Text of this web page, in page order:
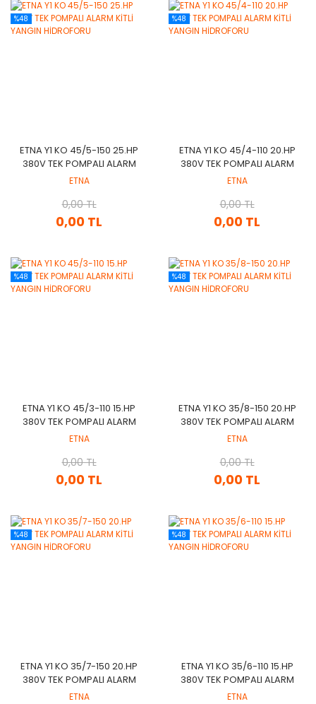
%48
ETNA Y1 KO 45/5-150 25.HP
380V TEK POMPALI ALARM
KİTLİ YANGIN HİDROFORU
ETNA
0,00 TL
0,00 TL
%48
ETNA Y1 KO 45/4-110 20.HP
380V TEK POMPALI ALARM
KİTLİ YANGIN HİDROFORU
ETNA
0,00 TL
0,00 TL
%48
ETNA Y1 KO 45/3-110 15.HP
380V TEK POMPALI ALARM
KİTLİ YANGIN HİDROFORU
ETNA
0,00 TL
0,00 TL
%48
ETNA Y1 KO 35/8-150 20.HP
380V TEK POMPALI ALARM
KİTLİ YANGIN HİDROFORU
ETNA
0,00 TL
0,00 TL
%48
ETNA Y1 KO 35/7-150 20.HP
380V TEK POMPALI ALARM
KİTLİ YANGIN HİDROFORU
ETNA
%48
ETNA Y1 KO 35/6-110 15.HP
380V TEK POMPALI ALARM
KİTLİ YANGIN HİDROFORU
ETNA